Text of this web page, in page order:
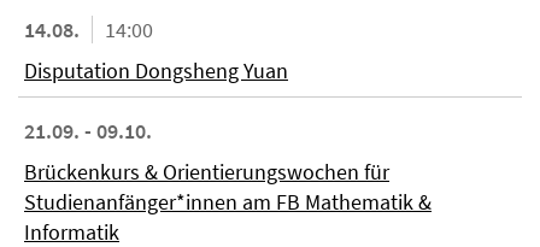
14.08.
14:00
Disputation Dongsheng Yuan
21.09. - 09.10.
Brückenkurs & Orientierungswochen für
Studienanfänger*innen am FB Mathematik &
Informatik